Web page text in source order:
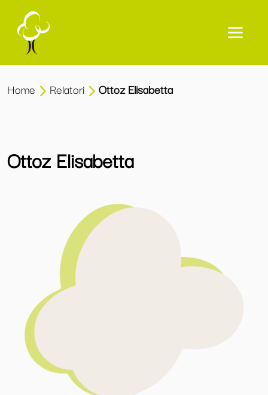
Home Relatori Ottoz Elisabetta
Ottoz Elisabetta